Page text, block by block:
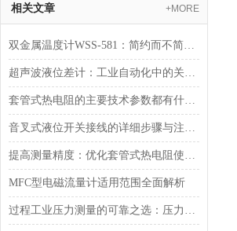
相关文章 +MORE
双金属温度计WSS-581：简约而不简单的工业测温利器
超声波液位差计：工业自动化中的关键测量设备
套管式热电阻的主要技术参数都有什么？
音叉式液位开关接线的详细步骤与注意事项
提高测量精度：优化套管式热电阻使用技巧
MFC型电磁流量计适用范围全面解析
过程工业压力测量的可靠之选：压力变送器EJA430E选型要点解析